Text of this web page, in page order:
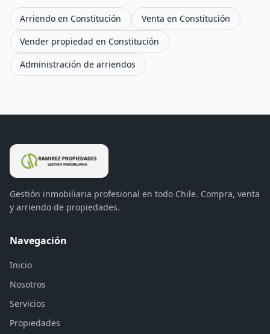
Arriendo en Constitución Venta en Constitución
Vender propiedad en Constitución
Administración de arriendos
Gestión inmobiliaria profesional en todo Chile. Compra, venta
y arriendo de propiedades.
Navegación
Inicio
Nosotros
Servicios
Propiedades